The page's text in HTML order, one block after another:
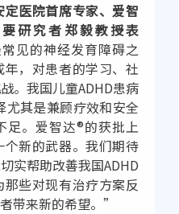
医院首席专家、爱智
研究者郑毅教授表
见的神经发育障碍之
，对患者的学习、社
。我国儿童ADHD患病
尤其是兼顾疗效和安全
足。爱智达®的获批上
新的武器。我们期待
实帮助改善我国ADHD
些对现有治疗方案反
带来新的希望。”